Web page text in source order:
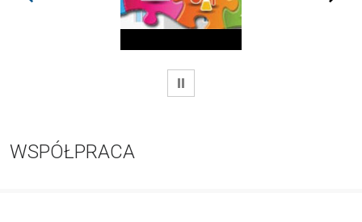
WSTRZYMAJ
WSPÓŁPRACA